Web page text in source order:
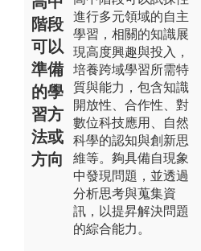
階段
可以
準備
的學
習方
法或
方向
進行多元領域的自主
學習，相關的知識展
現高度興趣與投入，
培養跨域學習所需特
質與能力，包含知識
開放性、合作性、對
數位科技應用、自然
科學的認知與創新思
維等。夠具備自現象
中發現問題，並透過
分析思考與蒐集資
訊，以提昇解決問題
的綜合能力。